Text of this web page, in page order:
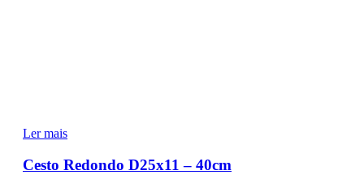
Ler mais
Cesto Redondo D25x11 – 40cm